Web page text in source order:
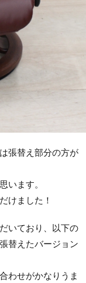
張替え部分の方が
います。
けました！
いており、以下の
替えたバージョン
わせがかなりうま